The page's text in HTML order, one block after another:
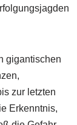
gigantischen
zur letzten
Erkenntnis,